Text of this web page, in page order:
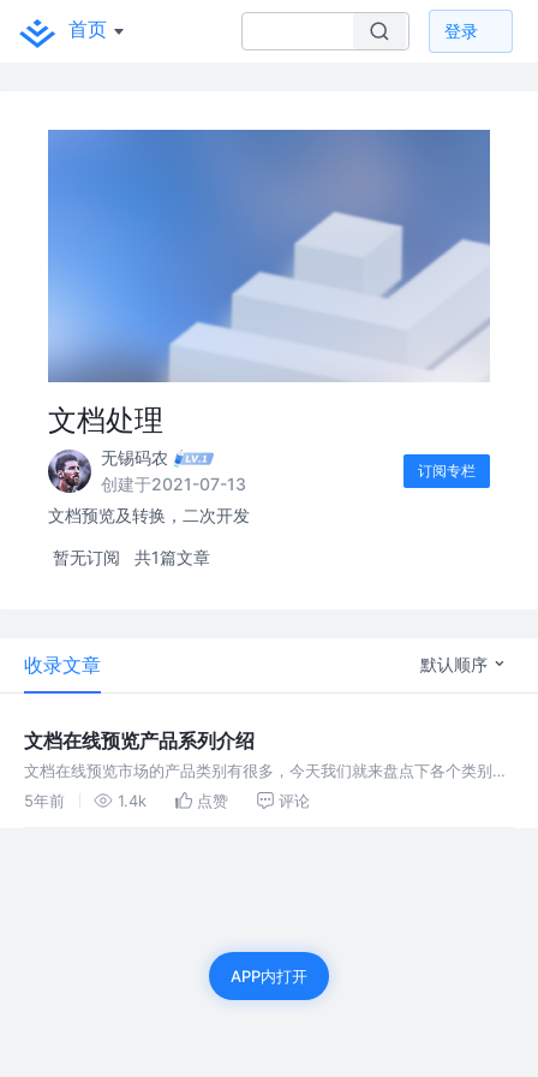
首页 登录
文档处理
无锡码农
创建于2021-07-13
订阅专栏
文档预览及转换，二次开发
暂无订阅 共1篇文章
收录文章 默认顺序
文档在线预览产品系列介绍
文档在线预览市场的产品类别有很多，今天我们就来盘点下各个类别以
及对应的一些产品品牌。产品类别分为开源项目、插件产品和服务器部
5年前 1.4k 点赞 评论
APP内打开